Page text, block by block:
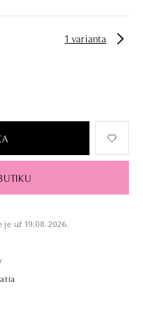
1 varianta
už 19.08.2026.